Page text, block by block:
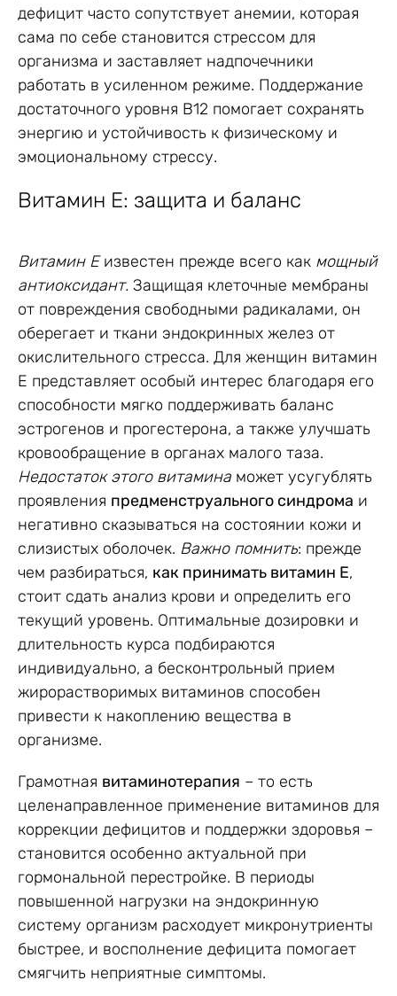
дефицит часто сопутствует анемии, которая
сама по себе становится стрессом для
организма и заставляет надпочечники
работать в усиленном режиме. Поддержание
достаточного уровня B12 помогает сохранять
энергию и устойчивость к физическому и
эмоциональному стрессу.
Витамин E: защита и баланс
Витамин Eизвестен прежде всего как мощный
антиоксидант. Защищая клеточные мембраны
от повреждения свободными радикалами, он
оберегает и ткани эндокринных желез от
окислительного стресса. Для женщин витамин
E представляет особый интерес благодаря его
способности мягко поддерживать баланс
эстрогенов и прогестерона, а также улучшать
кровообращение в органах малого таза.
Недостаток этого витамина может усугублять
проявления предменструального синдрома и
негативно сказываться на состоянии кожи и
слизистых оболочек. Важно помнить: прежде
чем разбираться, как принимать витамин Е,
стоит сдать анализ крови и определить его
текущий уровень. Оптимальные дозировки и
длительность курса подбираются
индивидуально, а бесконтрольный прием
жирорастворимых витаминов способен
привести к накоплению вещества в
организме.
Грамотная витаминотерапия – то есть
целенаправленное применение витаминов для
коррекции дефицитов и поддержки здоровья –
становится особенно актуальной при
гормональной перестройке. В периоды
повышенной нагрузки на эндокринную
систему организм расходует микронутриенты
быстрее, и восполнение дефицита помогает
смягчить неприятные симптомы.